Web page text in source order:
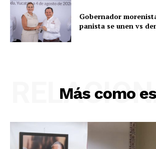
Gobernador
panista se unen vs
Más como